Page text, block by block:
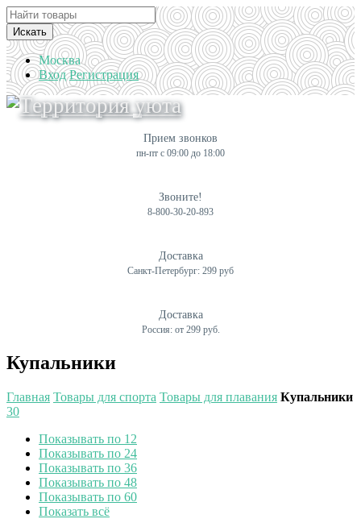
Искать
Москва
Вход Регистрация
Прием звонков
пн-пт с 09:00 до 18:00
Звоните!
8-800-30-20-893
Доставка
Санкт-Петербург: 299 руб
Доставка
Россия: от 299 руб.
Купальники
Главная Товары для спорта Товары для плавания Купальники
30
Показывать по 12
Показывать по 24
Показывать по 36
Показывать по 48
Показывать по 60
Показать всё